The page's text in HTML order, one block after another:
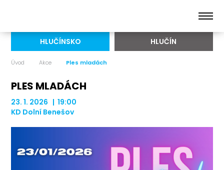
HLUČÍNSKO HLUČÍN
Úvod Akce Ples mladách
PLES MLADÁCH
23. 1. 2026 | 19:00
KD Dolní Benešov